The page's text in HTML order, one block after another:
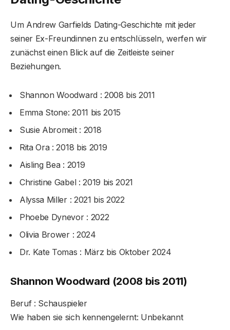
Um Andrew Garfields Dating-Geschichte mit jeder
seiner Ex-Freundinnen zu entschlüsseln, werfen wir
zunächst einen Blick auf die Zeitleiste seiner
Beziehungen.
Shannon Woodward : 2008 bis 2011
Emma Stone: 2011 bis 2015
Susie Abromeit : 2018
Rita Ora : 2018 bis 2019
Aisling Bea : 2019
Christine Gabel : 2019 bis 2021
Alyssa Miller : 2021 bis 2022
Phoebe Dynevor : 2022
Olivia Brower : 2024
Dr. Kate Tomas : März bis Oktober 2024
Shannon Woodward (2008 bis 2011)
Beruf : Schauspieler
Wie haben sie sich kennengelernt: Unbekannt